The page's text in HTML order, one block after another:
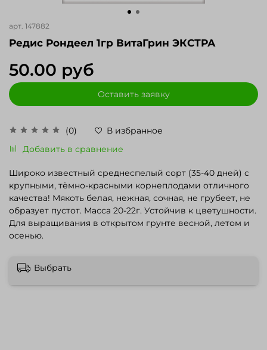
арт. 147882
Редис Рондеел 1гр ВитаГрин ЭКСТРА
(0)
В избранное
Добавить в сравнение
50.00 руб
Оставить заявку
Широко известный среднеспелый сорт (35-40 дней) с
крупными, тёмно-красными корнеплодами отличного
качества! Мякоть белая, нежная, сочная, не грубеет, не
образует пустот. Масса 20-22г. Устойчив к цветушности.
Для выращивания в открытом грунте весной, летом и
осенью.
Выбрать